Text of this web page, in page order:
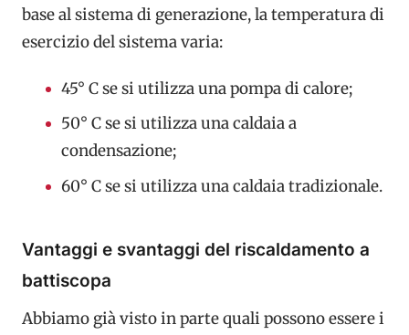
base al sistema di generazione, la temperatura di
esercizio del sistema varia:
45° C se si utilizza una pompa di calore;
50° C se si utilizza una caldaia a
condensazione;
60° C se si utilizza una caldaia tradizionale.
Vantaggi e svantaggi del riscaldamento a
battiscopa
Abbiamo già visto in parte quali possono essere i